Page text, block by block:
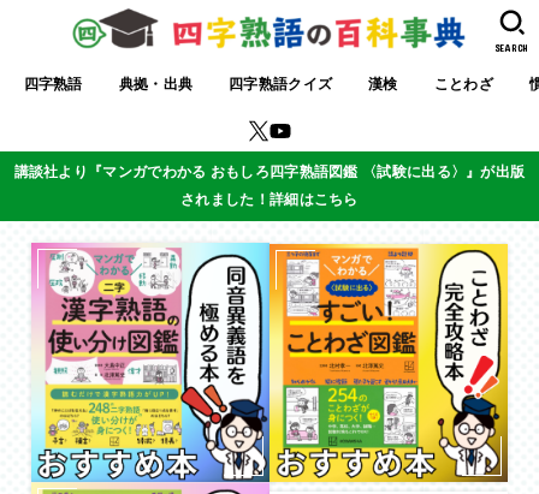
四字熟語 典拠・出典 四字熟語クイズ 漢検 ことわざ
SEARCH
講談社より『マンガでわかる おもしろ四字熟語図鑑 〈試験に出る〉』が出版
されました！詳細はこちら